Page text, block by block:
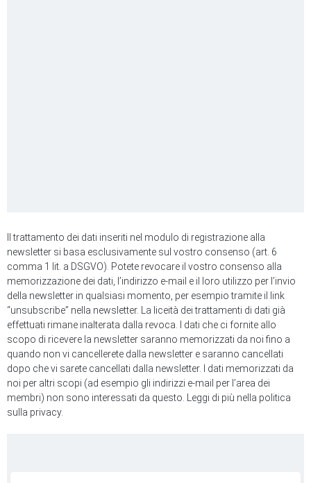
Il trattamento dei dati inseriti nel modulo di registrazione alla
newsletter si basa esclusivamente sul vostro consenso (art. 6
comma 1 lit. a DSGVO). Potete revocare il vostro consenso alla
memorizzazione dei dati, l’indirizzo e-mail e il loro utilizzo per l’invio
della newsletter in qualsiasi momento, per esempio tramite il link
“unsubscribe” nella newsletter. La liceità dei trattamenti di dati già
effettuati rimane inalterata dalla revoca. I dati che ci fornite allo
scopo di ricevere la newsletter saranno memorizzati da noi fino a
quando non vi cancellerete dalla newsletter e saranno cancellati
dopo che vi sarete cancellati dalla newsletter. I dati memorizzati da
noi per altri scopi (ad esempio gli indirizzi e-mail per l’area dei
membri) non sono interessati da questo. Leggi di più nella politica
sulla privacy.